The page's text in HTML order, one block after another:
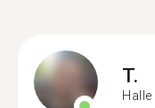
T.
Halle